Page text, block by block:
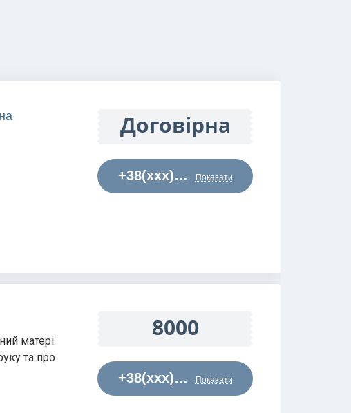
Договірна
+38(xxx)… Показати
матері
та про
8000
+38(xxx)… Показати